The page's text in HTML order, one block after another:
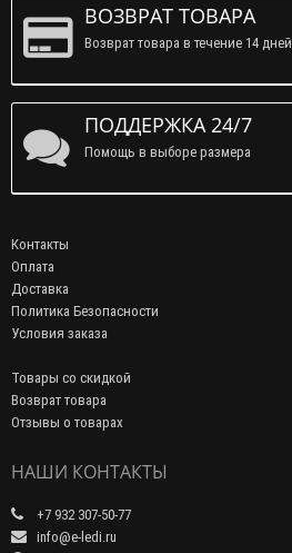
ВОЗВРАТ ТОВАРА
Возврат товара в течение 14 дней
ПОДДЕРЖКА 24/7
Помощь в выборе размера
Контакты
Оплата
Доставка
Политика Безопасности
Условия заказа
Товары со скидкой
Возврат товара
Отзывы о товарах
НАШИ КОНТАКТЫ
+7 932 307-50-77
info@e-ledi.ru